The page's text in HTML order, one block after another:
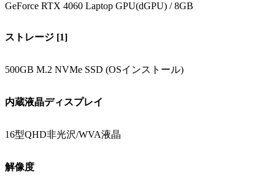
GeForce RTX 4060 Laptop GPU(dGPU) / 8GB
ストレージ [1]
500GB M.2 NVMe SSD (OSインストール)
内蔵液晶ディスプレイ
16型QHD非光沢/WVA液晶
解像度